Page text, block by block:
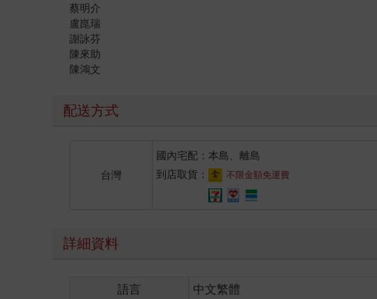
蔡明介
盧崑瑞
謝詠芬
陳來助
陳鴻文
配送方式
台灣
國內宅配：本島、離島
到店取貨：
不限金額免運費
詳細資料
語言 中文繁體